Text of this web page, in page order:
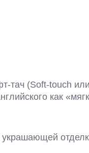
тач (Soft-touch
как